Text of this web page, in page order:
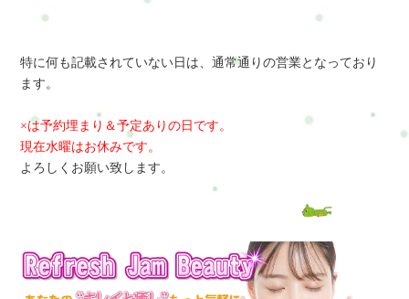
特に何も記載されていない日は、通常通りの営業となっており
ます。
×は予約埋まり＆予定ありの日です。
現在水曜はお休みです。
よろしくお願い致します。